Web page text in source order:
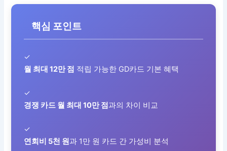
핵심 포인트
✓
월 최대 12만 점 적립 가능한 GD카드 기본 혜택
✓
경쟁 카드 월 최대 10만 점과의 차이 비교
✓
연회비 5천 원과 1만 원 카드 간 가성비 분석